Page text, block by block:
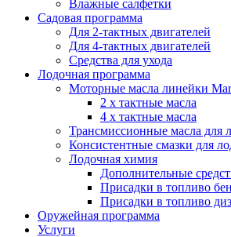
Влажные салфетки
Садовая программа
Для 2-тактных двигателей
Для 4-тактных двигателей
Средства для ухода
Лодочная программа
Моторные масла линейки
2 х тактные масла
4 х тактные масла
Трансмиссионные масла для
Консистентные смазки для
Лодочная химия
Дополнительные
Присадки в топливо
Присадки в топливо
Оружейная программа
Услуги